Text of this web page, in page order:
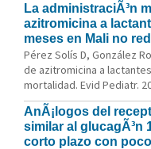
La administraciÃ³n
azitromicina a
meses en Mali no
Pérez Solís D, González
de azitromicina a
mortalidad. Evid Pediatr.
AnÃ¡logos del
similar al glucagÃ³n
corto plazo con